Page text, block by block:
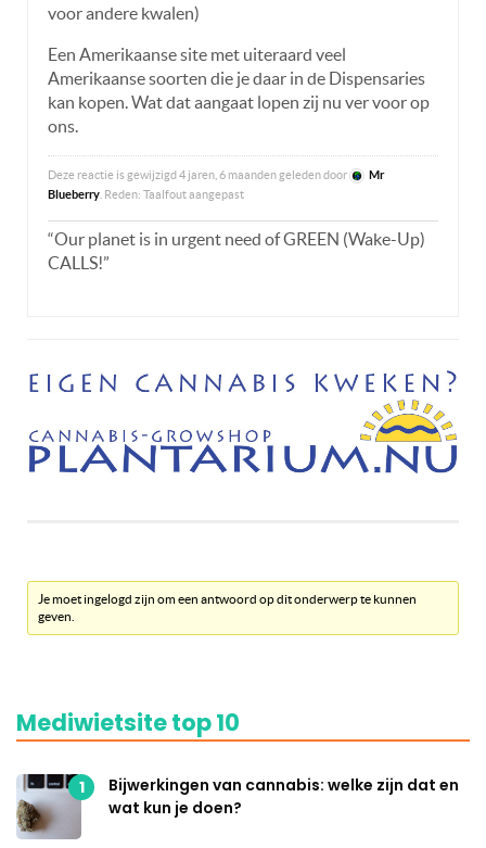
voor andere kwalen)
Een Amerikaanse site met uiteraard veel
Amerikaanse soorten die je daar in de Dispensaries
kan kopen. Wat dat aangaat lopen zij nu ver voor op
ons.
Deze reactie is gewijzigd 4 jaren, 6 maanden geleden door
Mr
Blueberry . Reden: Taalfout aangepast
“Our planet is in urgent need of GREEN (Wake-Up)
CALLS!”
Je moet ingelogd zijn om een antwoord op dit onderwerp te kunnen
geven.
Mediwietsite top 10
1
Bijwerkingen van cannabis: welke zijn dat en
wat kun je doen?